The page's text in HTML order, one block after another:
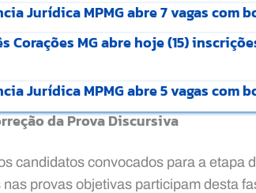
Jurídica MPMG abre 7 vagas com
Corações MG abre hoje (15)
Jurídica MPMG abre 5 vagas com
da Prova Discursiva
candidatos convocados para a etapa
provas objetivas participam desta